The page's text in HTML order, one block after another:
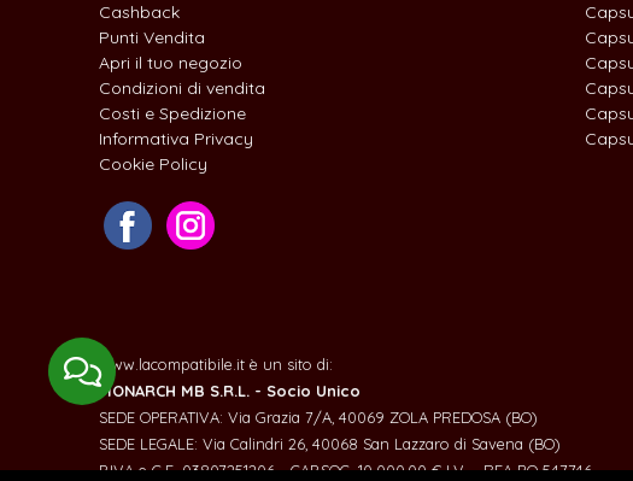
Cashback
Punti Vendita
Apri il tuo negozio
Condizioni di vendita
Costi e Spedizione
Informativa Privacy
Cookie Policy
www.lacompatibile.it è un sito di:
MONARCH MB S.R.L. - Socio Unico
SEDE OPERATIVA: Via Grazia 7/A, 40069 ZOLA PREDOSA (BO)
SEDE LEGALE: Via Calindri 26, 40068 San Lazzaro di Savena (BO)
P.IVA e C.F. 03807251206 - CAP.SOC. 10.000,00 € I.V. - REA BO 547746